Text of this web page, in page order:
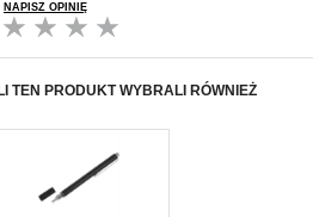
NAPISZ OPINIĘ
TEN PRODUKT WYBRALI RÓWNIEŻ